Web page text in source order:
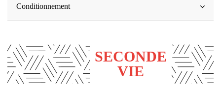
Conditionnement
SECONDE
VIE